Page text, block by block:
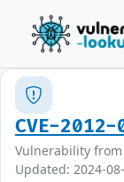
CVE-
Vulnerability from
Updated: 2024-